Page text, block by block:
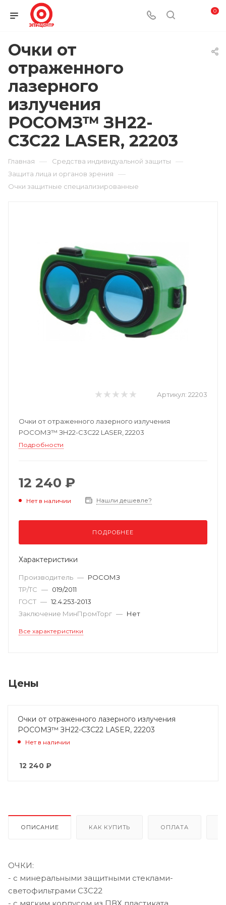
0
Очки от
отраженного
лазерного
излучения
РОСОМЗ™ ЗН22-
С3С22 LASER, 22203
Главная — Средства индивидуальной защиты —
Защита лица и органов зрения —
Очки защитные специализированные
Артикул: 22203
Очки от отраженного лазерного излучения
РОСОМЗ™ ЗН22-С3С22 LASER, 22203
Подробности
12 240 ₽
Нет в наличии Нашли дешевле?
ПОДРОБНЕЕ
Характеристики
Производитель — РОСОМЗ
ТР/ТС — 019/2011
ГОСТ — 12.4.253-2013
Заключение МинПромТорг — Нет
Все характеристики
Цены
Очки от отраженного лазерного излучения
РОСОМЗ™ ЗН22-С3С22 LASER, 22203
Нет в наличии
12 240 ₽
ОПИСАНИЕ КАК КУПИТЬ ОПЛАТА
ОЧКИ:
- с минеральными защитными стеклами-
светофильтрами С3С22